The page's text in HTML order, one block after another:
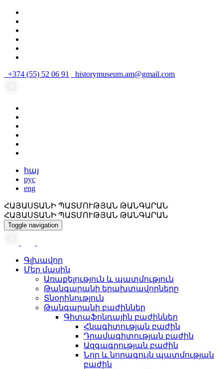
+374 (55) 52 06 91 historymuseum.am@gmail.com
հայ
рус
eng
ՀԱՅԱՍՏԱՆԻ ՊԱՏՄՈՒԹՅԱՆ ԹԱՆԳԱՐԱՆ
ՀԱՅԱՍՏԱՆԻ ՊԱՏՄՈՒԹՅԱՆ ԹԱՆԳԱՐԱՆ
Toggle navigation
Գլխավոր
Մեր մասին
Առաքելություն և պատմություն
Թանգարանի երախտավորները
Տնօրինություն
Թանգարանի բաժիններ
Գիտաֆոնդային բաժիններ
Հնագիտության բաժին
Դրամագիտության բաժին
Ազգագրության բաժին
Նոր և նորագույն պատմության
բաժին